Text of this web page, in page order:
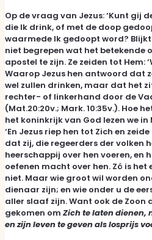
Op de vraag van Jezus: ‘Kunt gij
die Ik drink, of met de doop
waarmede Ik gedoopt word?
niet begrepen wat het betekende
apostel te zijn. Ze zeiden tot Hem:
Waarop Jezus hen antwoord dat
wel zullen drinken, maar dat het
rechter- of linkerhand door de
(Mat.20:20v.; Mark. 10:35v.). Hoe
het koninkrijk van God lezen we
‘En Jezus riep hen tot Zich en
dat zij, die regeerders der volken
heerschappij over hen voeren, en
oefenen macht over hen. Zó is het
niet. Maar wie groot wil worden
dienaar zijn; en wie onder u de
aller slaaf zijn. Want ook de Zoon
gekomen om Zich te laten dienen,
en zijn leven te geven als losprijs